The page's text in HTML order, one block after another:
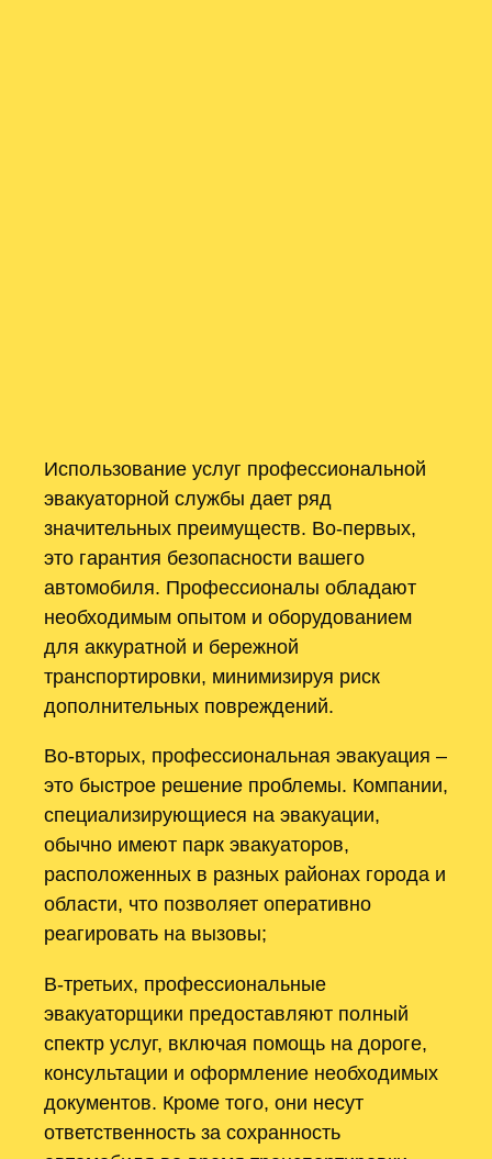
Использование услуг профессиональной
эвакуаторной службы дает ряд
значительных преимуществ. Во-первых,
это гарантия безопасности вашего
автомобиля. Профессионалы обладают
необходимым опытом и оборудованием
для аккуратной и бережной
транспортировки, минимизируя риск
дополнительных повреждений.
Во-вторых, профессиональная эвакуация –
это быстрое решение проблемы. Компании,
специализирующиеся на эвакуации,
обычно имеют парк эвакуаторов,
расположенных в разных районах города и
области, что позволяет оперативно
реагировать на вызовы;
В-третьих, профессиональные
эвакуаторщики предоставляют полный
спектр услуг, включая помощь на дороге,
консультации и оформление необходимых
документов. Кроме того, они несут
ответственность за сохранность